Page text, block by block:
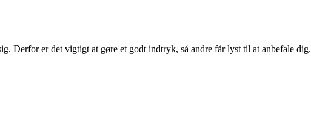
Derfor er det vigtigt at gøre et godt indtryk, så andre får lyst til at anbefale dig.